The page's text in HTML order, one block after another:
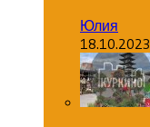
Юлия
18.10.2023